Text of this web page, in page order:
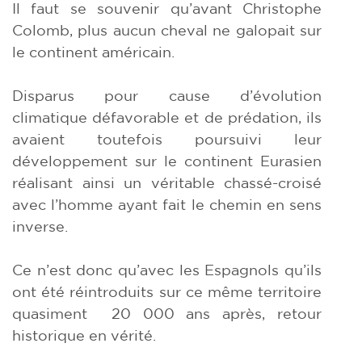
Il faut se souvenir qu’avant Christophe
Colomb, plus aucun cheval ne galopait sur
le continent américain.
Disparus pour cause d’évolution
climatique défavorable et de prédation, ils
avaient toutefois poursuivi leur
développement sur le continent Eurasien
réalisant ainsi un véritable chassé-croisé
avec l’homme ayant fait le chemin en sens
inverse.
Ce n’est donc qu’avec les Espagnols qu’ils
ont été réintroduits sur ce même territoire
quasiment 20 000 ans après, retour
historique en vérité.